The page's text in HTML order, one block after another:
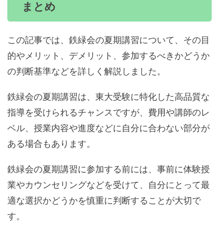
まとめ
この記事では、鉄緑会の夏期講習について、その目
的やメリット、デメリット、参加するべきかどうか
の判断基準などを詳しく解説しました。
鉄緑会の夏期講習は、東大受験に特化した高品質な
指導を受けられるチャンスですが、費用や講師のレ
ベル、授業内容や進度などに自分に合わない部分が
ある場合もあります。
鉄緑会の夏期講習に参加する前には、事前に体験授
業やカウンセリングなどを受けて、自分にとって最
適な選択かどうかを慎重に判断することが大切で
す。